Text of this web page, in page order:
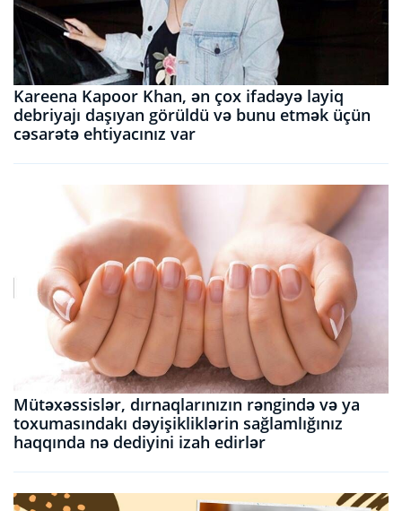
Kareena Kapoor Khan, ən çox ifadəyə layiq
debriyajı daşıyan görüldü və bunu etmək üçün
cəsarətə ehtiyacınız var
Mütəxəssislər, dırnaqlarınızın rəngində və ya
toxumasındakı dəyişikliklərin sağlamlığınız
haqqında nə dediyini izah edirlər